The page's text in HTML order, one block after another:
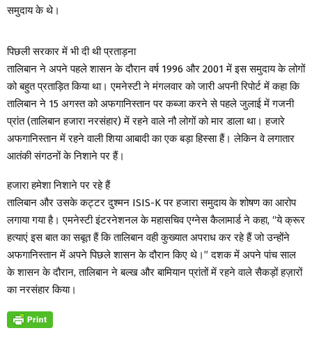
समुदाय के थे।
पिछली सरकार में भी दी थी प्रताड़ना
तालिबान ने अपने पहले शासन के दौरान वर्ष 1996 और 2001 में इस समुदाय के लोगों
को बहुत प्रताड़ित किया था। एमनेस्टी ने मंगलवार को जारी अपनी रिपोर्ट में कहा कि
तालिबान ने 15 अगस्त को अफगानिस्तान पर कब्जा करने से पहले जुलाई में गजनी
प्रांत (तालिबान हजारा नरसंहार) में रहने वाले नौ लोगों को मार डाला था। हजारे
अफगानिस्तान में रहने वाली शिया आबादी का एक बड़ा हिस्सा हैं। लेकिन वे लगातार
आतंकी संगठनों के निशाने पर हैं।
हजारा हमेशा निशाने पर रहे हैं
तालिबान और उसके कट्टर दुश्मन ISIS-K पर हजारा समुदाय के शोषण का आरोप
लगाया गया है। एमनेस्टी इंटरनेशनल के महासचिव एग्नेस कैलामार्ड ने कहा, “ये क्रूर
हत्याएं इस बात का सबूत हैं कि तालिबान वही कुख्यात अपराध कर रहे हैं जो उन्होंने
अफगानिस्तान में अपने पिछले शासन के दौरान किए थे।” दशक में अपने पांच साल
के शासन के दौरान, तालिबान ने बल्ख और बामियान प्रांतों में रहने वाले सैकड़ों हज़ारों
का नरसंहार किया।